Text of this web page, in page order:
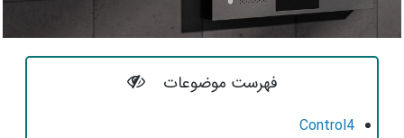
فهرست موضوعات
Control4